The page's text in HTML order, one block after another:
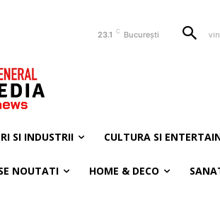
23.1 C București
SI INDUSTRII CULTURA SI
NOUTATI HOME & DECO